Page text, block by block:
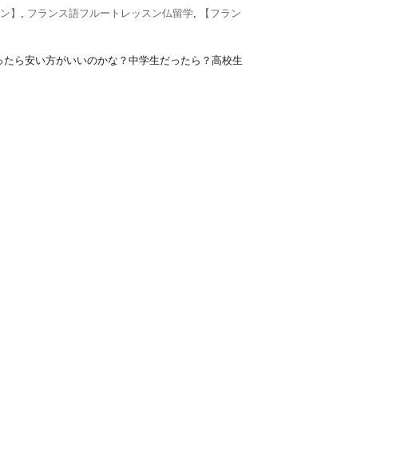
】 , フランス語フルートレッスン仏留学,
【フラン
ら安い方がいいのかな？中学生だったら？高校生